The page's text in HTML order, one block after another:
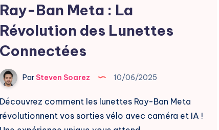
:
Ray-Ban Meta : La
Révolution des Lunettes
Connectées
Par Steven Soarez 10/06/2025
Découvrez comment les lunettes Ray-Ban Meta
révolutionnent vos sorties vélo avec caméra et IA !